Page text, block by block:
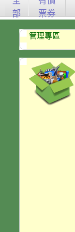
部
票券
管理專區